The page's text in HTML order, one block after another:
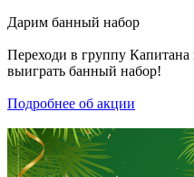
Дарим банный набор
Переходи в группу
выиграть банный набор!
Подробнее об акции